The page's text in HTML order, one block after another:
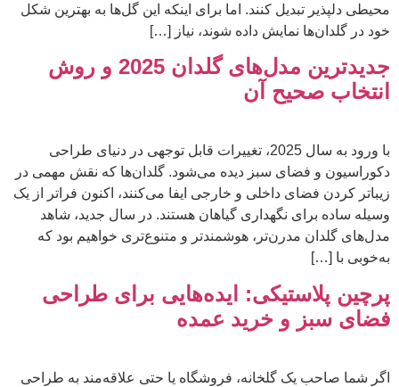
محیطی دلپذیر تبدیل کنند. اما برای اینکه این گل‌ها به بهترین شکل
خود در گلدان‌ها نمایش داده شوند، نیاز […]
جدیدترین مدل‌های گلدان 2025 و روش
انتخاب صحیح آن
با ورود به سال 2025، تغییرات قابل توجهی در دنیای طراحی
دکوراسیون و فضای سبز دیده می‌شود. گلدان‌ها که نقش مهمی در
زیباتر کردن فضای داخلی و خارجی ایفا می‌کنند، اکنون فراتر از یک
وسیله ساده برای نگهداری گیاهان هستند. در سال جدید، شاهد
مدل‌های گلدان مدرن‌تر، هوشمندتر و متنوع‌تری خواهیم بود که
به‌خوبی با […]
پرچین پلاستیکی: ایده‌هایی برای طراحی
فضای سبز و خرید عمده
اگر شما صاحب یک گلخانه، فروشگاه یا حتی علاقه‌مند به طراحی